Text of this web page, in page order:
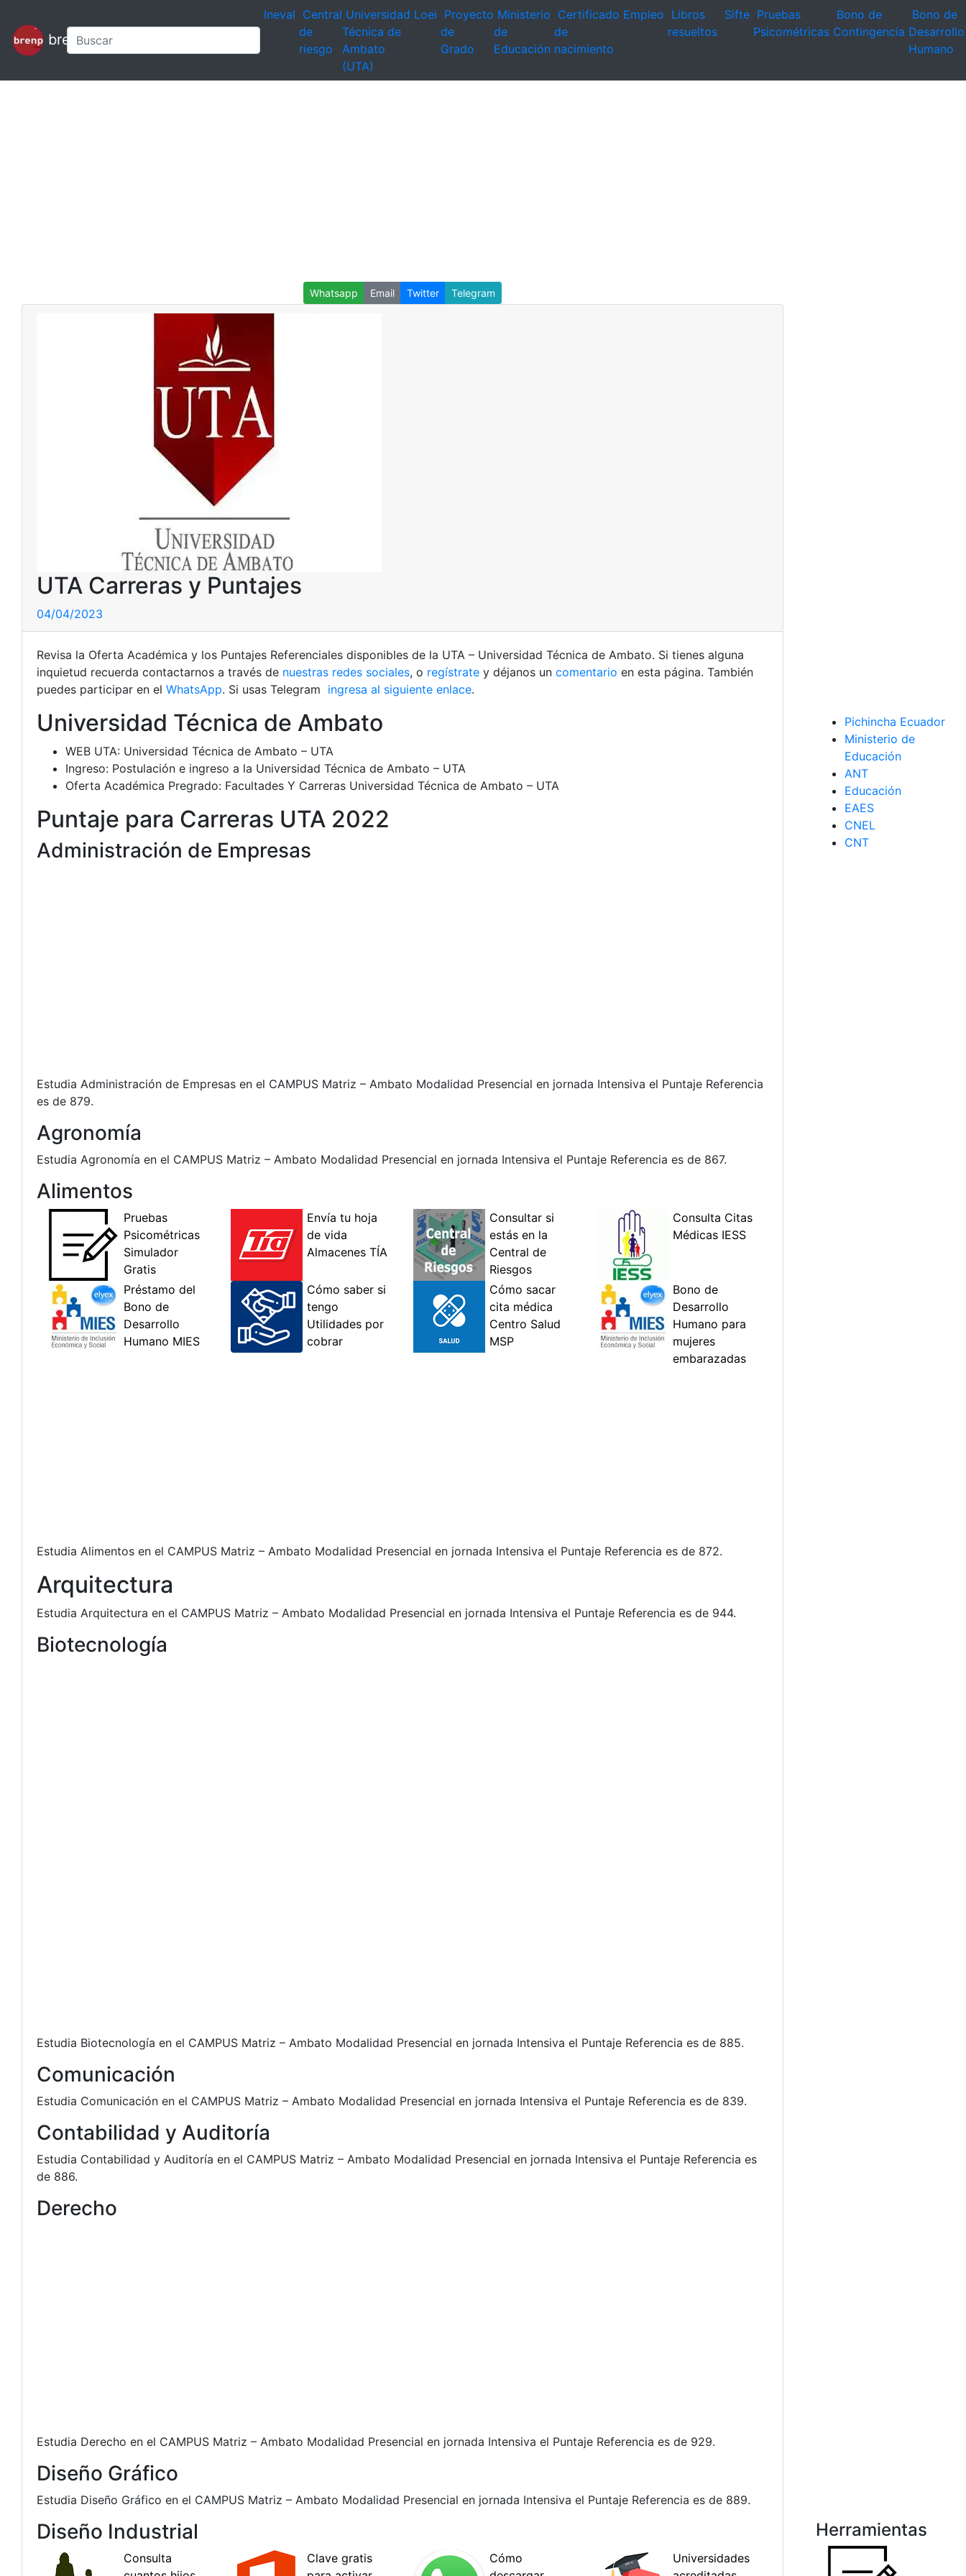
brenp
Ineval Central
de
riesgo
Universidad
Técnica de
Ambato
(UTA)
Loei Proyecto
de
Grado
Ministerio
de
Educación
Certificado
de
nacimiento
Empleo Libros
resueltos
Sifte Pruebas
Psicométricas
Bono de
Contingencia
Bono de
Desarrollo
Humano
Whatsapp Email Twitter Telegram
UTA Carreras y Puntajes
04/04/2023
Revisa la Oferta Académica y los Puntajes Referenciales disponibles de la UTA – Universidad Técnica de Ambato. Si tienes alguna
inquietud recuerda contactarnos a través de nuestras redes sociales, o regístrate y déjanos un comentario en esta página. También
puedes participar en el WhatsApp. Si usas Telegram ingresa al siguiente enlace.
Universidad Técnica de Ambato
WEB UTA: Universidad Técnica de Ambato – UTA
Ingreso: Postulación e ingreso a la Universidad Técnica de Ambato – UTA
Oferta Académica Pregrado: Facultades Y Carreras Universidad Técnica de Ambato – UTA
Puntaje para Carreras UTA 2022
Administración de Empresas
Estudia Administración de Empresas en el CAMPUS Matriz – Ambato Modalidad Presencial en jornada Intensiva el Puntaje Referencia
es de 879.
Agronomía
Estudia Agronomía en el CAMPUS Matriz – Ambato Modalidad Presencial en jornada Intensiva el Puntaje Referencia es de 867.
Alimentos
Estudia Alimentos en el CAMPUS Matriz – Ambato Modalidad Presencial en jornada Intensiva el Puntaje Referencia es de 872.
Arquitectura
Estudia Arquitectura en el CAMPUS Matriz – Ambato Modalidad Presencial en jornada Intensiva el Puntaje Referencia es de 944.
Biotecnología
Estudia Biotecnología en el CAMPUS Matriz – Ambato Modalidad Presencial en jornada Intensiva el Puntaje Referencia es de 885.
Comunicación
Estudia Comunicación en el CAMPUS Matriz – Ambato Modalidad Presencial en jornada Intensiva el Puntaje Referencia es de 839.
Contabilidad y Auditoría
Estudia Contabilidad y Auditoría en el CAMPUS Matriz – Ambato Modalidad Presencial en jornada Intensiva el Puntaje Referencia es
de 886.
Derecho
Estudia Derecho en el CAMPUS Matriz – Ambato Modalidad Presencial en jornada Intensiva el Puntaje Referencia es de 929.
Diseño Gráfico
Estudia Diseño Gráfico en el CAMPUS Matriz – Ambato Modalidad Presencial en jornada Intensiva el Puntaje Referencia es de 889.
Diseño Industrial
Pichincha Ecuador
Ministerio de
Educación
ANT
Educación
EAES
CNEL
CNT
Herramientas